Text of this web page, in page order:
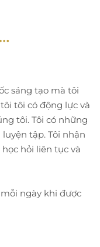
sáng tạo mà tôi
tôi có động lực và
tôi. Tôi có những
tập. Tôi nhận
hỏi liên tục và
ngày khi được